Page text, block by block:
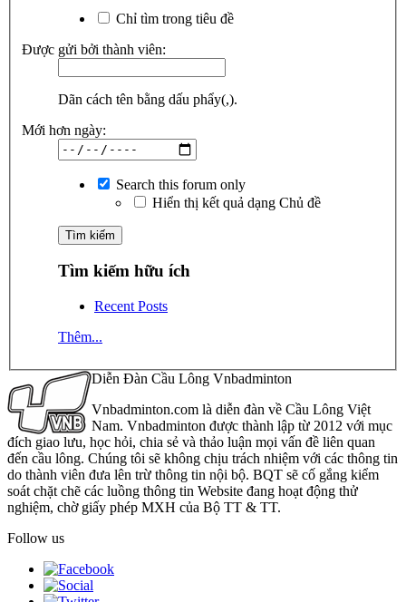
Chỉ tìm trong tiêu đề
Được gửi bởi thành viên:
Dãn cách tên bằng dấu phẩy(,).
Mới hơn ngày:
Search this forum only
Hiển thị kết quả dạng Chủ đề
Tìm kiếm hữu ích
Recent Posts
Thêm...
Diễn Đàn Cầu Lông Vnbadminton
Vnbadminton.com là diễn đàn về Cầu Lông Việt
Nam. Vnbadminton được thành lập từ 2012 với mục
đích giao lưu, học hỏi, chia sẻ và thảo luận mọi vấn đề liên quan
đến cầu lông. Chúng tôi sẽ không chịu trách nhiệm với các thông tin
do thành viên đưa lên trừ thông tin nội bộ. BQT sẽ cố gắng kiểm
soát chặt chẽ các luồng thông tin Website đang hoạt động thử
nghiệm, chờ giấy phép MXH của Bộ TT & TT.
Follow us